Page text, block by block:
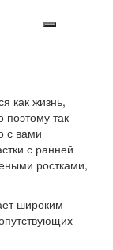
как жизнь,
так
с вами
с ранней
ростками,
широким